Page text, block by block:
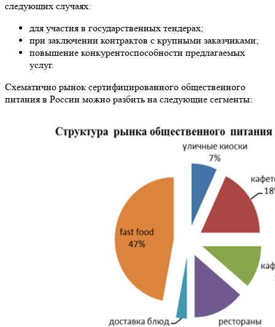
следующих случаях:
для участия в государственных тендерах;
при заключении контрактов с крупными заказчиками;
повышение конкурентоспособности предлагаемых
услуг.
Схематично рынок сертифицированного общественного
питания в России можно разбить на следующие сегменты: